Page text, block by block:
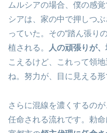
ムルシアの場合、僕の感
シアは、家の中で押しつ
っていた。その“踏ん張り
植される。
人の頑張りが
こえるけど、これって領
ね。努力が、目に見える形
さらに混線を濃くするの
任命される流れです。勅